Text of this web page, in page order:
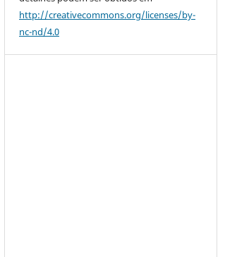
http://creativecommons.org/licenses/by-
nc-nd/4.0